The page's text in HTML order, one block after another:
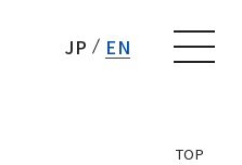
JP EN
TOP